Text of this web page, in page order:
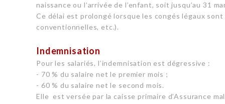
naissance ou l’arrivée de l’enfant, soit jusqu’au 31
Ce délai est prolongé lorsque les congés légaux
conventionnelles, etc.).
Indemnisation
Pour les salariés, l’indemnisation est dégressive :
- 70 % du salaire net le premier mois ;
- 60 % du salaire net le second mois.
Elle est versée par la caisse primaire d’Assurance